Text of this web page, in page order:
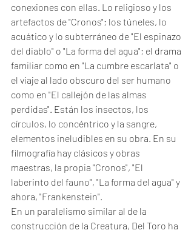
conexiones con ellas. Lo religioso y los
artefactos de "Cronos"; los túneles, lo
acuático y lo subterráneo de "El espinazo
del diablo" o "La forma del agua"; el drama
familiar como en "La cumbre escarlata" o
el viaje al lado obscuro del ser humano
como en "El callejón de las almas
perdidas". Están los insectos, los
círculos, lo concéntrico y la sangre,
elementos ineludibles en su obra. En su
filmografía hay clásicos y obras
maestras, la propia "Cronos", "El
laberinto del fauno", "La forma del agua" y
ahora, "Frankenstein".
En un paralelismo similar al de la
construcción de la Creatura, Del Toro ha